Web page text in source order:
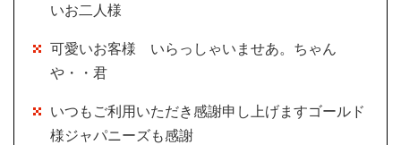
いお二人様
可愛いお客様 いらっしゃいませあ。ちゃん
や・・君
いつもご利用いただき感謝申し上げますゴールド
様ジャパニーズも感謝